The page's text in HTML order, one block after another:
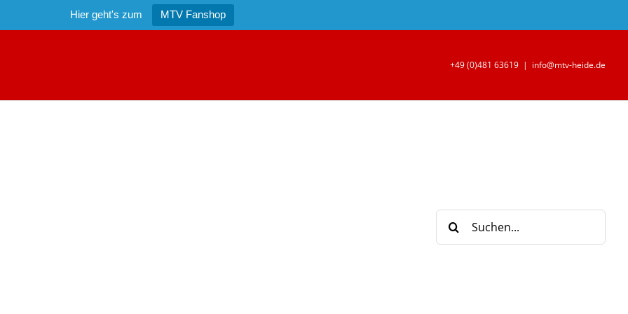
Hier geht's zum MTV Fanshop
+49 (0)481 63619 | info@mtv-heide.de
Suche
nach: